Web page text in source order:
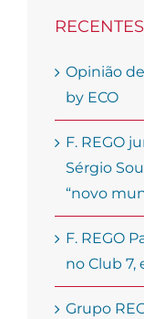
RECENTES
Opinião
by ECO
F. REGO
Sérgio
“novo
F. REGO
no Club 7,
Grupo